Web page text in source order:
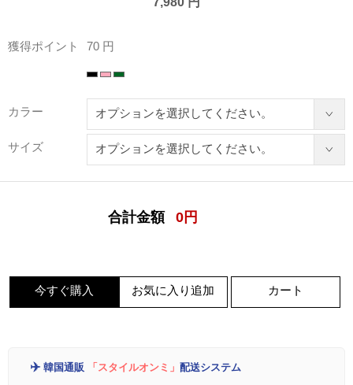
獲得ポイント 70 円
カラー
サイズ
合計金額 0 円
今すぐ購入 お気に入り追加 カート
✈️ 韓国通販 「スタイルオンミ」 配送システム